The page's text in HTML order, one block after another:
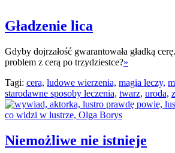
Gładzenie lica
Gdyby dojrzałość gwarantowała gładką
problem z cerą po trzydziestce?»
Tagi: cera, ludowe wierzenia, magia leczy,
starodawne sposoby leczenia, twarz, uroda,
Niemożliwe nie istnieje